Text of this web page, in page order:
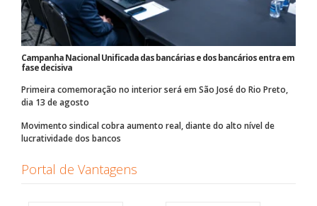
Campanha Nacional Unificada das bancárias e dos bancários entra em
fase decisiva
Primeira comemoração no interior será em São José do Rio Preto,
dia 13 de agosto
Movimento sindical cobra aumento real, diante do alto nível de
lucratividade dos bancos
Portal de Vantagens